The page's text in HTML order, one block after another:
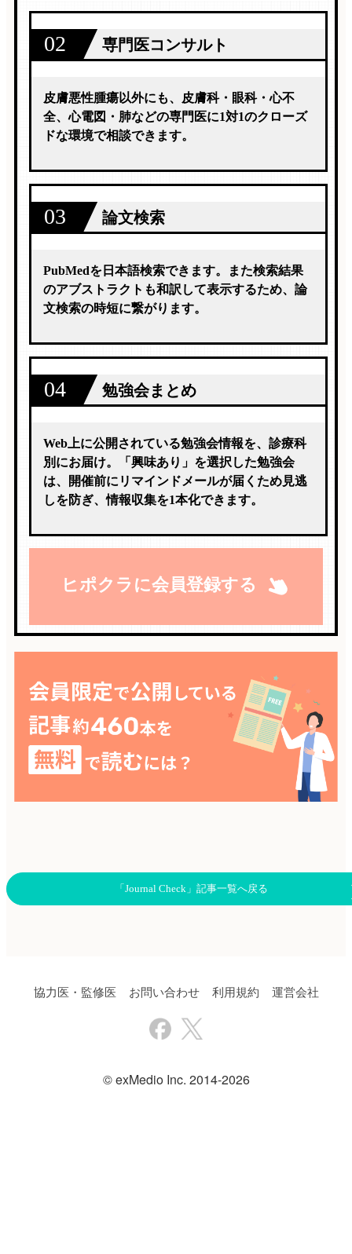
02 専門医コンサルト
皮膚悪性腫瘍以外にも、皮膚科・眼科・心不
全、心電図・肺などの専門医に1対1のクローズ
ドな環境で相談できます。
03 論文検索
PubMedを日本語検索できます。また検索結果
のアブストラクトも和訳して表示するため、論
文検索の時短に繋がります。
04 勉強会まとめ
Web上に公開されている勉強会情報を、診療科
別にお届け。「興味あり」を選択した勉強会
は、開催前にリマインドメールが届くため見逃
しを防ぎ、情報収集を1本化できます。
ヒポクラに会員登録する
「Journal Check」記事一覧へ戻る
© exMedio Inc. 2014-2026
協力医・監修医 お問い合わせ 利用規約 運営会社